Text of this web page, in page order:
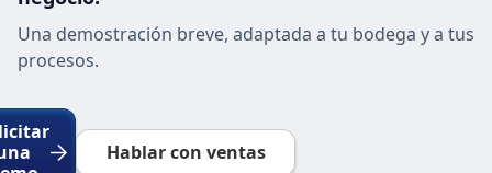
Una demostración breve, adaptada a tu bodega y a tus
procesos.
Hablar con ventas